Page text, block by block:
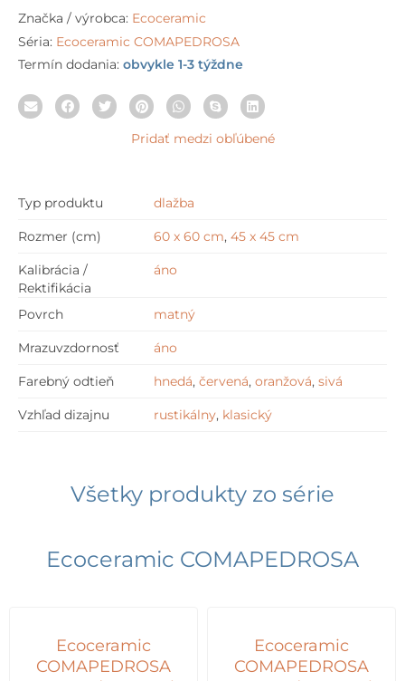
Značka / výrobca: Ecoceramic
Séria: Ecoceramic COMAPEDROSA
Termín dodania: obvykle 1-3 týždne
Pridať medzi obľúbené
Typ produktu dlažba
Rozmer (cm) 60 x 60 cm, 45 x 45 cm
Kalibrácia /
Rektifikácia
áno
Povrch matný
Mrazuvzdornosť áno
Farebný odtieň hnedá, červená, oranžová, sivá
Vzhľad dizajnu rustikálny, klasický
Všetky produkty zo série
Ecoceramic COMAPEDROSA
Ecoceramic
COMAPEDROSA
Ecoceramic
COMAPEDROSA